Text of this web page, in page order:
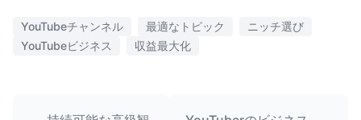
YouTubeチャンネル 最適なトピック
ニッチ選び
YouTubeビジネス
収益最大化